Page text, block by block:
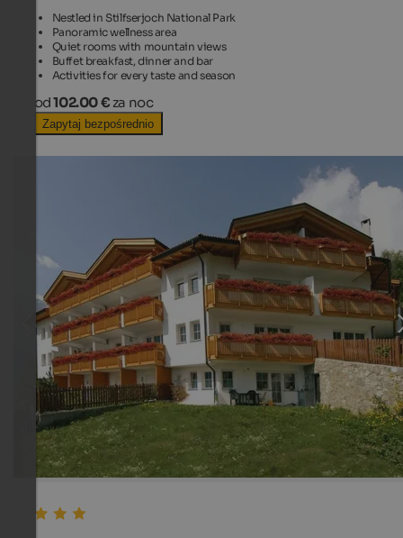
Nestled in Stilfserjoch National Park
Panoramic wellness area
Quiet rooms with mountain views
Buffet breakfast, dinner and bar
Activities for every taste and season
od102.00 € za noc
Zapytaj bezpośrednio